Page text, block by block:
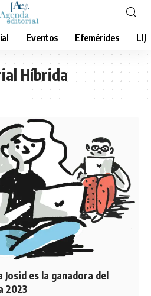
Eventos Efemérides LIJ
Híbrida
es la ganadora del
2023